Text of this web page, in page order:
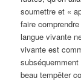
soumettre et «
faire
langue vivante
vivante est
beau tempêter